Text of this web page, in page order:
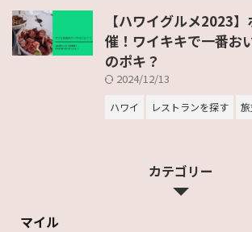
【ハワイグルメ2023
催！ワイキキで一番お
のポキ？
2024/12/13
ハワイ レストランを探す
カテゴリー
マイル